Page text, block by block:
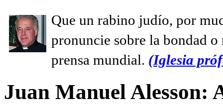
Que un rabino judío, por
pronuncie sobre la bondad
prensa mundial. (Iglesia
Juan Manuel Alesson: